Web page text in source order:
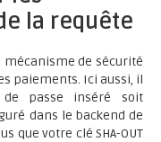
la requête
mécanisme de sécurité
paiements. Ici aussi, il
passe inséré soit
dans le backend de
que votre clé SHA-OUT